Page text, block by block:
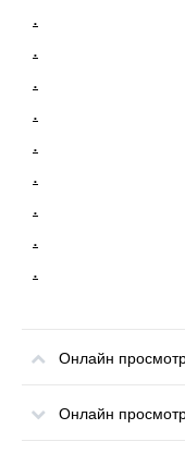
.
.
.
.
.
.
.
.
.
Онлайн просмотр
Онлайн просмотр